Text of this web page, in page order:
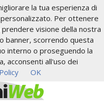
la tua esperienza di
Per ottenere
visione della nostra
banner, scorrendo questa
interno o proseguendo la
acconsenti all'uso dei
OK